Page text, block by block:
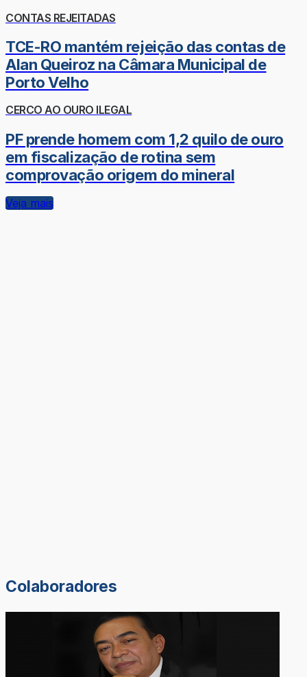
CONTAS REJEITADAS
TCE-RO mantém rejeição das contas de
Alan Queiroz na Câmara Municipal de
Porto Velho
CERCO AO OURO ILEGAL
PF prende homem com 1,2 quilo de ouro
em fiscalização de rotina sem
comprovação origem do mineral
Veja mais
Colaboradores